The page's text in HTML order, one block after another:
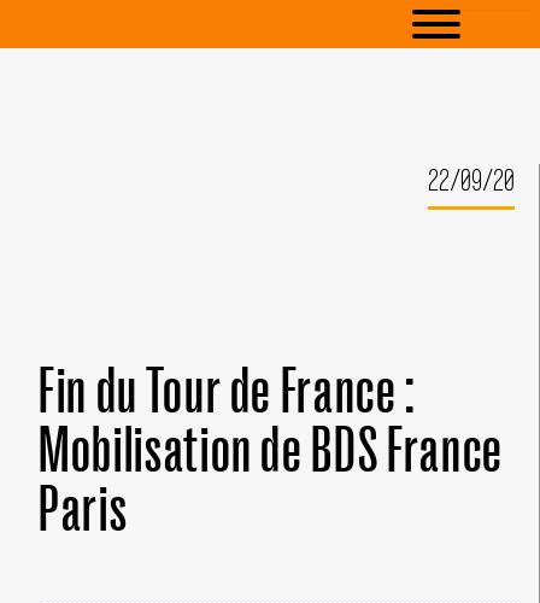
22/09/20
Fin du Tour de France :
Mobilisation de BDS France
Paris